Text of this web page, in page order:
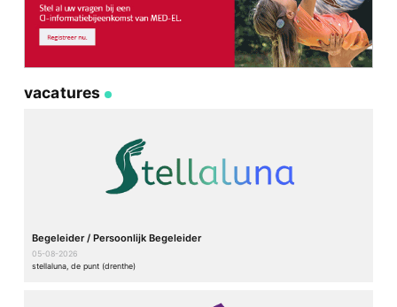
vacatures
Begeleider / Persoonlijk Begeleider
05-08-2026
stellaluna, de punt (drenthe)